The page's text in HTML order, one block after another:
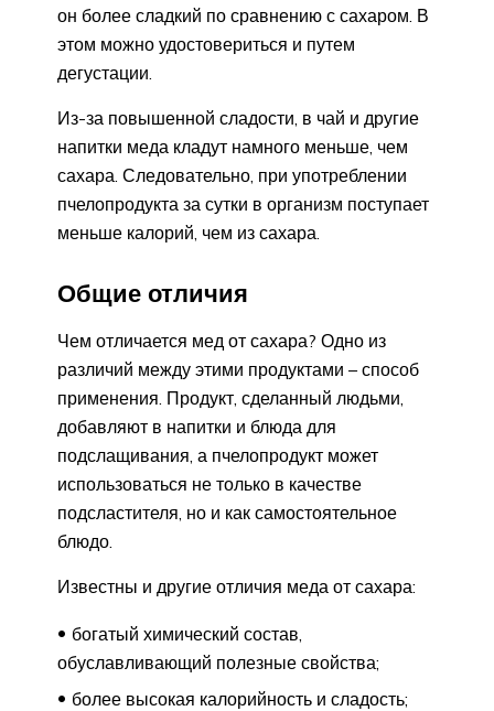
он более сладкий по сравнению с сахаром. В
этом можно удостовериться и путем
дегустации.
Из-за повышенной сладости, в чай и другие
напитки меда кладут намного меньше, чем
сахара. Следовательно, при употреблении
пчелопродукта за сутки в организм поступает
меньше калорий, чем из сахара.
Общие отличия
Чем отличается мед от сахара? Одно из
различий между этими продуктами – способ
применения. Продукт, сделанный людьми,
добавляют в напитки и блюда для
подслащивания, а пчелопродукт может
использоваться не только в качестве
подсластителя, но и как самостоятельное
блюдо.
Известны и другие отличия меда от сахара:
богатый химический состав,
обуславливающий полезные свойства;
более высокая калорийность и сладость;